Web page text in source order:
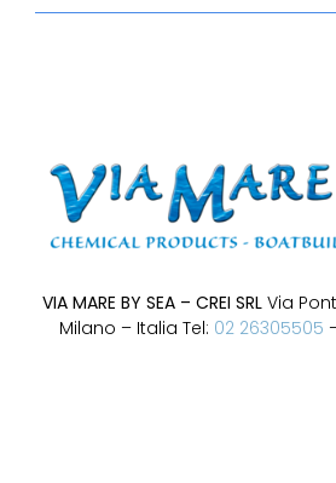
VIA MARE BY SEA – CREI SRLVia
Milano – Italia Tel: 02 26305505